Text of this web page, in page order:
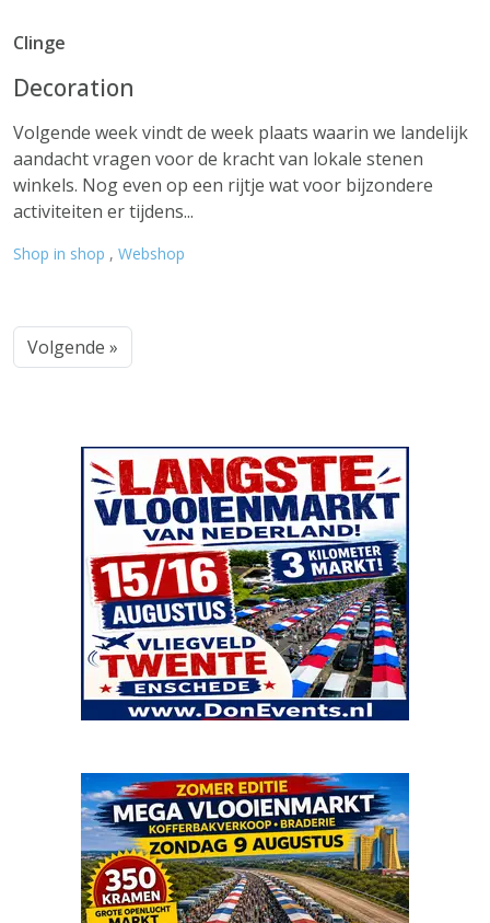
Clinge
Decoration
Volgende week vindt de week plaats waarin we landelijk
aandacht vragen voor de kracht van lokale stenen
winkels. Nog even op een rijtje wat voor bijzondere
activiteiten er tijdens...
Shop in shop , Webshop
Volgende »